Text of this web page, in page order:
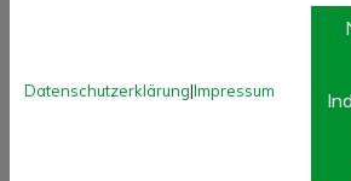
Datenschutzerklärung|Impressum